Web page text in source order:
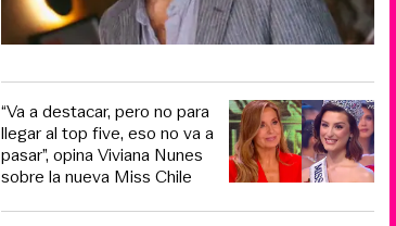
“Va a destacar, pero no para
llegar al top five, eso no va a
pasar”, opina Viviana Nunes
sobre la nueva Miss Chile